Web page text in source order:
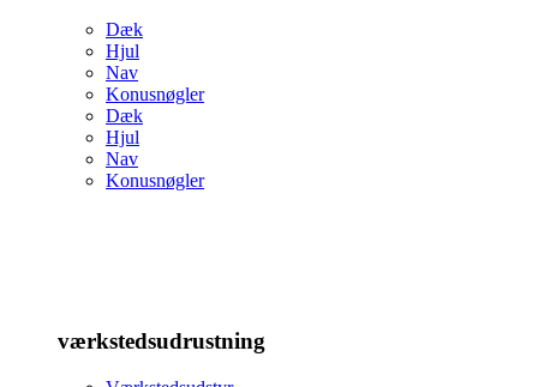
Dæk
Hjul
Nav
Konusnøgler
Dæk
Hjul
Nav
Konusnøgler
værkstedsudrustning